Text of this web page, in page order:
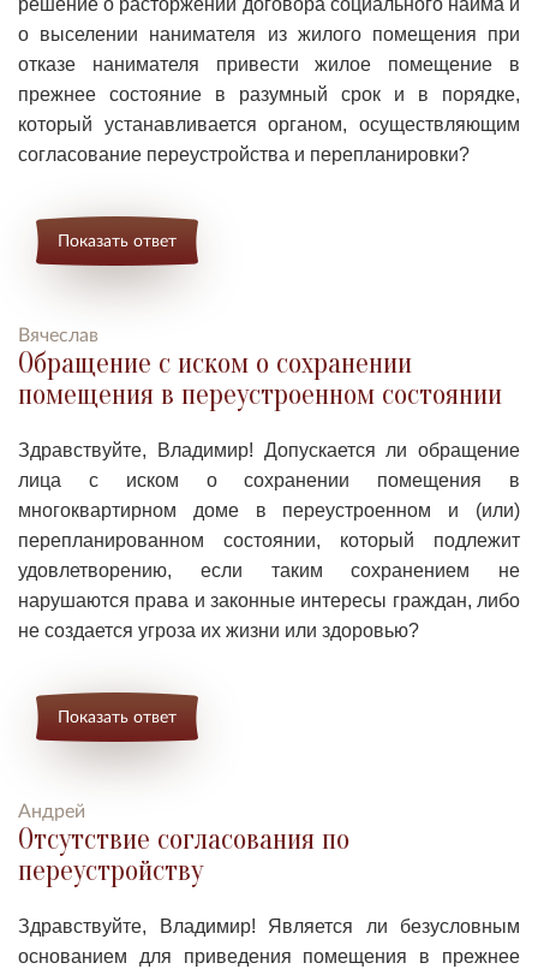
решение о расторжении договора социального найма и
о выселении нанимателя из жилого помещения при
отказе нанимателя привести жилое помещение в
прежнее состояние в разумный срок и в порядке,
который устанавливается органом, осуществляющим
согласование переустройства и перепланировки?
Показать ответ
Вячеслав
Обращение с иском о сохранении
помещения в переустроенном состоянии
Здравствуйте, Владимир! Допускается ли обращение
лица с иском о сохранении помещения в
многоквартирном доме в переустроенном и (или)
перепланированном состоянии, который подлежит
удовлетворению, если таким сохранением не
нарушаются права и законные интересы граждан, либо
не создается угроза их жизни или здоровью?
Показать ответ
Андрей
Отсутствие согласования по
переустройству
Здравствуйте, Владимир! Я вляется ли безусловным
основанием для приведения помещения в прежнее